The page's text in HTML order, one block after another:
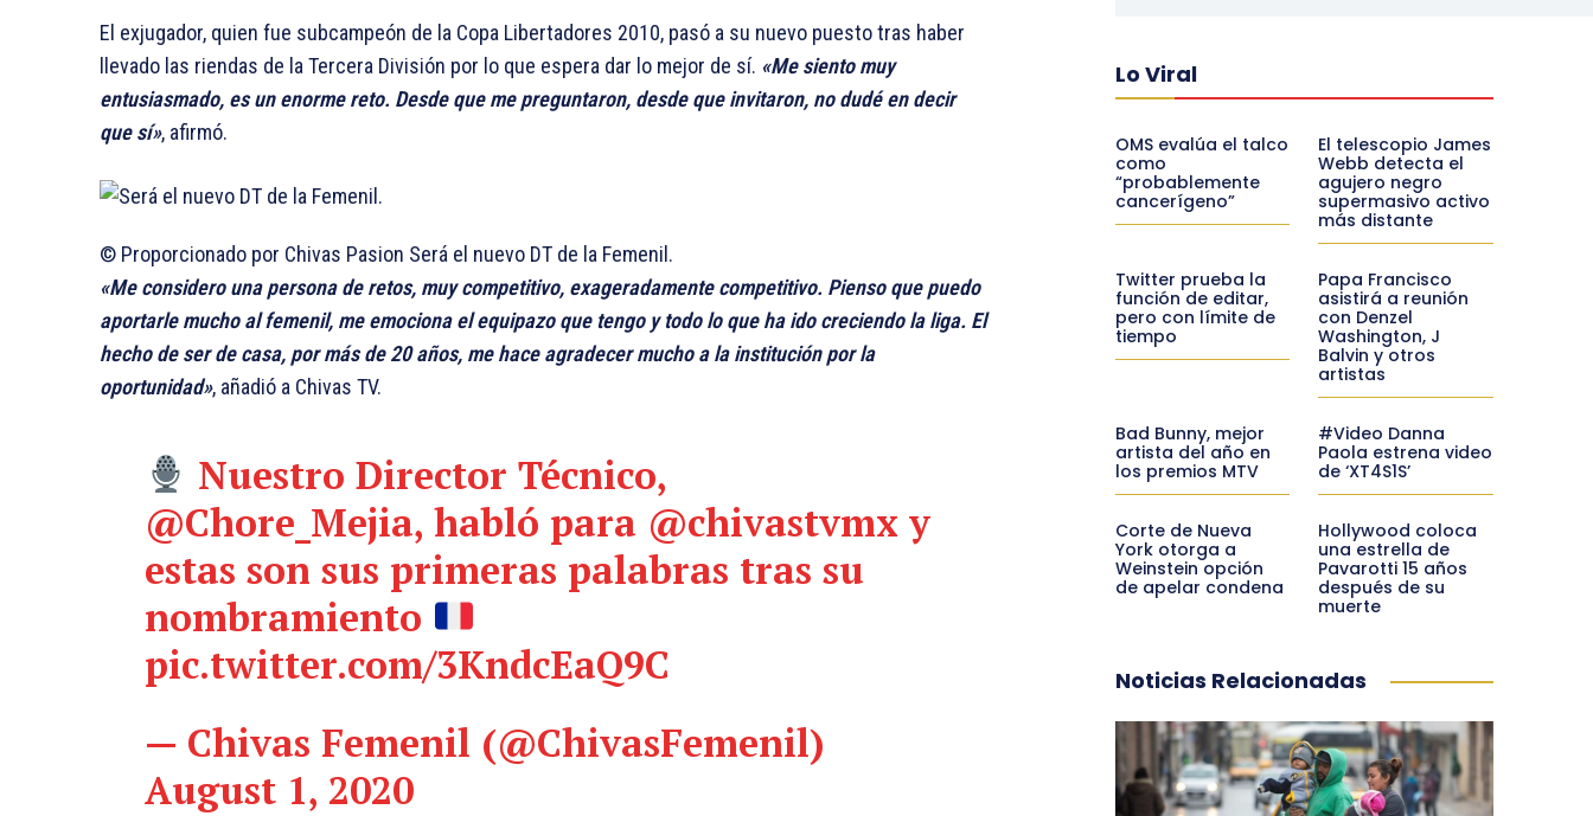
El exjugador, quien fue subcampeón de la Copa Libertadores 2010, pasó a su nuevo puesto tras haber
llevado las riendas de la Tercera División por lo que espera dar lo mejor de sí. «Me siento muy
entusiasmado, es un enorme reto. Desde que me preguntaron, desde que invitaron, no dudé en decir
que sí», afirmó.
© Proporcionado por Chivas Pasion Será el nuevo DT de la Femenil.
«Me considero una persona de retos, muy competitivo, exageradamente competitivo. Pienso que puedo
aportarle mucho al femenil, me emociona el equipazo que tengo y todo lo que ha ido creciendo la liga. El
hecho de ser de casa, por más de 20 años, me hace agradecer mucho a la institución por la
oportunidad», añadió a Chivas TV.
Nuestro Director Técnico,
@Chore_Mejia, habló para @chivastvmx y
estas son sus primeras palabras tras su
nombramiento
pic.twitter.com/3KndcEaQ9C
— Chivas Femenil (@ChivasFemenil)
August 1, 2020
Lo Viral
OMS evalúa el talco
como
“probablemente
cancerígeno”
El telescopio James
Webb detecta el
agujero negro
supermasivo activo
más distante
Twitter prueba la
función de editar,
pero con límite de
tiempo
Papa Francisco
asistirá a reunión
con Denzel
Washington, J
Balvin y otros
artistas
Bad Bunny, mejor
artista del año en
los premios MTV
#Video Danna
Paola estrena video
de ‘XT4S1S’
Corte de Nueva
York otorga a
Weinstein opción
de apelar condena
Hollywood coloca
una estrella de
Pavarotti 15 años
después de su
muerte
Noticias Relacionadas